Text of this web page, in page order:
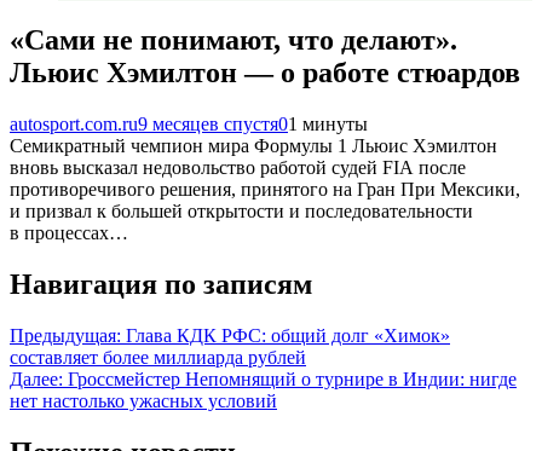
«Сами не понимают, что делают».
Льюис Хэмилтон — о работе стюардов
autosport.com.ru9 месяцев спустя01 минуты
Семикратный чемпион мира Формулы 1 Льюис Хэмилтон
вновь высказал недовольство работой судей FIA после
противоречивого решения, принятого на Гран При Мексики,
и призвал к большей открытости и последовательности
в процессах…
Навигация по записям
Предыдущая: Глава КДК РФС: общий долг «Химок»
составляет более миллиарда рублей
Далее: Гроссмейстер Непомнящий о турнире в Индии: нигде
нет настолько ужасных условий